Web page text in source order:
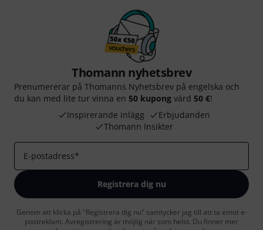
Thomann nyhetsbrev
Prenumererar på Thomanns Nyhetsbrev på engelska och
du kan med lite tur vinna en 50 kupong värd 50 €!
Inspirerande inlägg
Erbjudanden
Thomann Insikter
E-postadress*
Registrera dig nu
Genom att klicka på "Registrera dig nu" samtycker jag till att ta emot e-
postreklam. Avregistrering är möjlig när som helst. Du finner mer